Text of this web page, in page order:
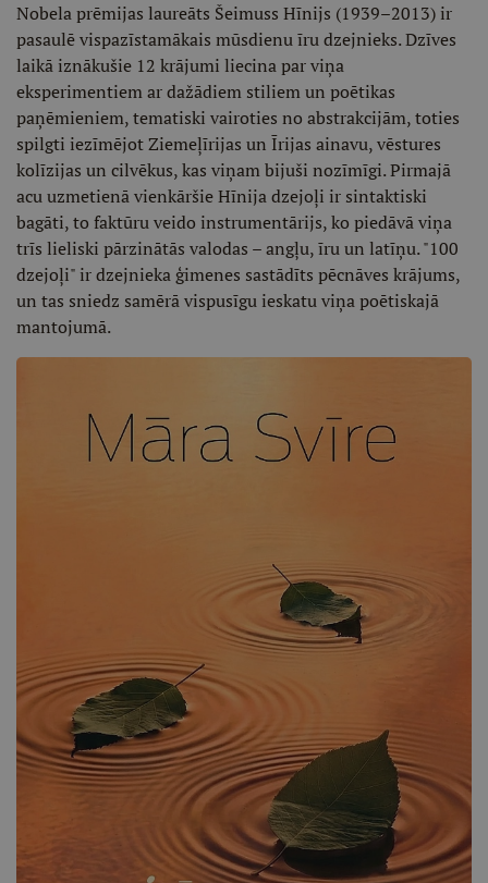
Nobela prēmijas laureāts Šeimuss Hīnijs (1939–2013) ir
pasaulē vispazīstamākais mūsdienu īru dzejnieks. Dzīves
laikā iznākušie 12 krājumi liecina par viņa
eksperimentiem ar dažādiem stiliem un poētikas
paņēmieniem, tematiski vairoties no abstrakcijām, toties
spilgti iezīmējot Ziemeļīrijas un Īrijas ainavu, vēstures
kolīzijas un cilvēkus, kas viņam bijuši nozīmīgi. Pirmajā
acu uzmetienā vienkāršie Hīnija dzejoļi ir sintaktiski
bagāti, to faktūru veido instrumentārijs, ko piedāvā viņa
trīs lieliski pārzinātās valodas – angļu, īru un latīņu. "100
dzejoļi" ir dzejnieka ģimenes sastādīts pēcnāves krājums,
un tas sniedz samērā vispusīgu ieskatu viņa poētiskajā
mantojumā.